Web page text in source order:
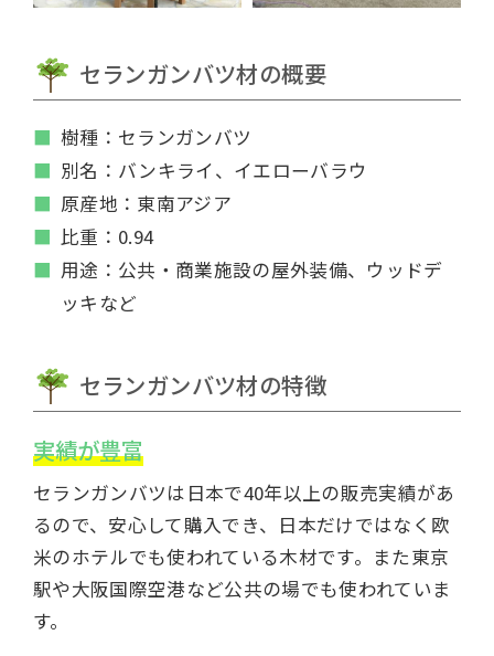
セランガンバツ材の概要
樹種：セランガンバツ
別名：バンキライ、イエローバラウ
原産地：東南アジア
比重：0.94
用途：公共・商業施設の屋外装備、ウッドデ
ッキなど
セランガンバツ材の特徴
実績が豊富
セランガンバツは日本で40年以上の販売実績があ
るので、安心して購入でき、日本だけではなく欧
米のホテルでも使われている木材です。また東京
駅や大阪国際空港など公共の場でも使われていま
す。